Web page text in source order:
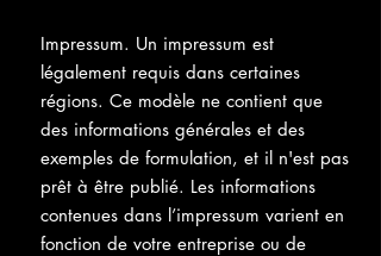
Impressum. Un impressum est
légalement requis dans certaines
régions. Ce modèle ne contient que
des informations générales et des
exemples de formulation, et il n'est pas
prêt à être publié. Les informations
contenues dans l’impressum varient en
fonction de votre entreprise ou de